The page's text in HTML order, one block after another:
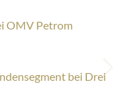
OMV Petrom
bei Drei